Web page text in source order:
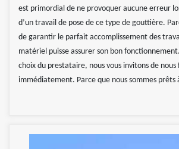
est primordial de ne provoquer aucune erreur
d’un travail de pose de ce type de gouttière.
de garantir le parfait accomplissement des
matériel puisse assurer son bon
choix du prestataire, nous vous invitons de nous
immédiatement. Parce que nous sommes prêts